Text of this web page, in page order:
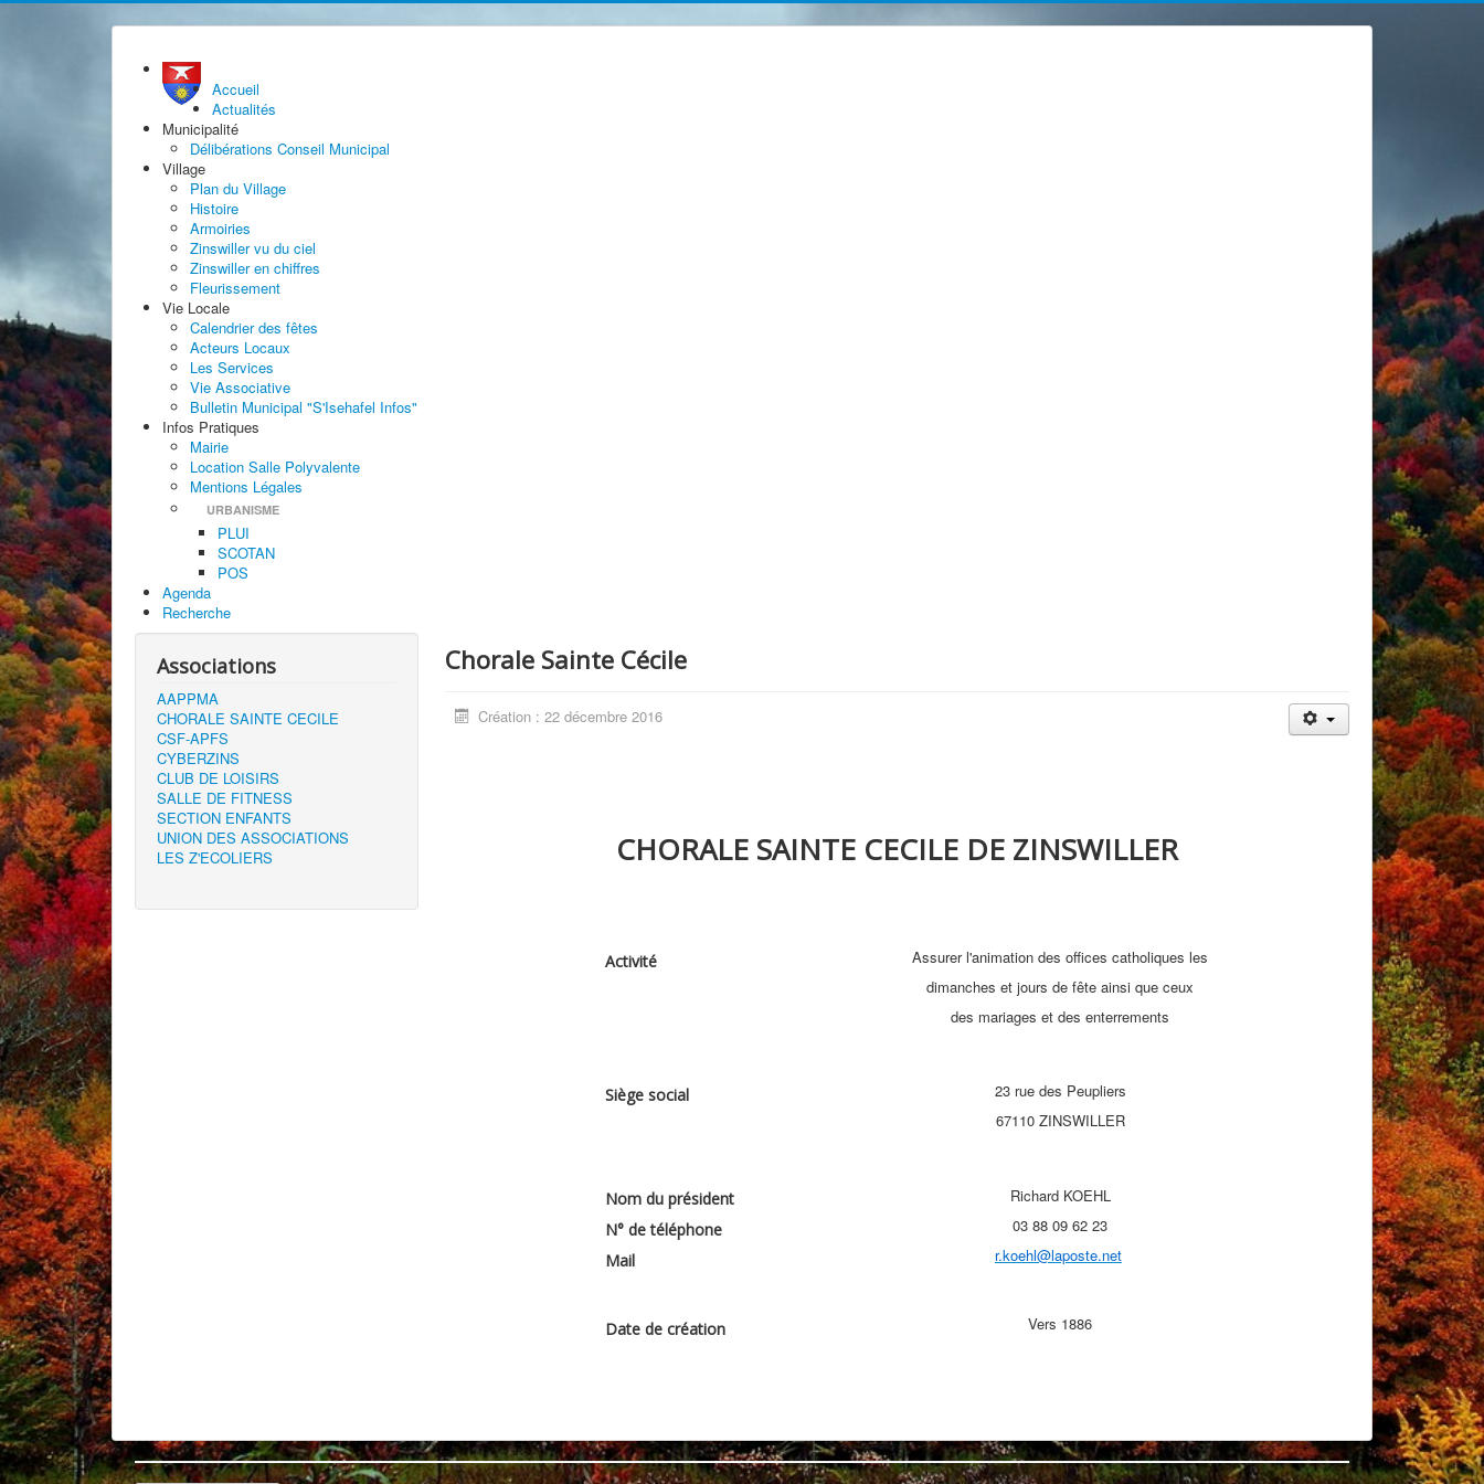
Accueil
Actualités
Municipalité
Délibérations Conseil Municipal
Village
Plan du Village
Histoire
Armoiries
Zinswiller vu du ciel
Zinswiller en chiffres
Fleurissement
Vie Locale
Calendrier des fêtes
Acteurs Locaux
Les Services
Vie Associative
Bulletin Municipal "S'Isehafel Infos"
Infos Pratiques
Mairie
Location Salle Polyvalente
Mentions Légales
URBANISME
PLUI
SCOTAN
POS
Agenda
Recherche
Associations
AAPPMA
CHORALE SAINTE CECILE
CSF-APFS
CYBERZINS
CLUB DE LOISIRS
SALLE DE FITNESS
SECTION ENFANTS
UNION DES ASSOCIATIONS
LES Z'ECOLIERS
Chorale Sainte Cécile
Création : 22 décembre 2016
CHORALE SAINTE CECILE DE ZINSWILLER
Activité
Assurer l'animation des offices catholiques les
dimanches et jours de fête ainsi que ceux
des mariages et des enterrements
Siège social
23 rue des Peupliers
67110 ZINSWILLER
Nom du président
N° de téléphone
Mail
Richard KOEHL
03 88 09 62 23
r.koehl@laposte.net
Date de création Vers 1886